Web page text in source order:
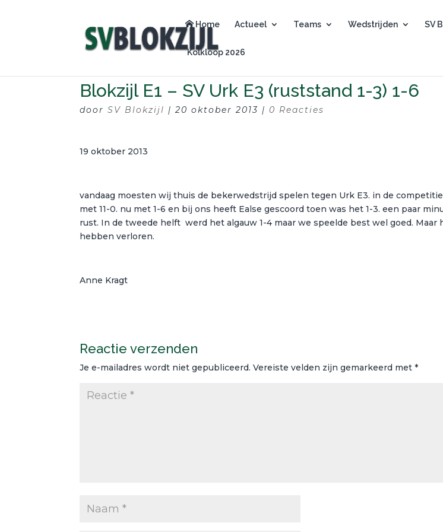
Home Actueel Teams Wedstrijden SV
Kolkloop 2026
Blokzijl E1 – SV Urk E3 (ruststand 1-3) 1-6
doorSV Blokzijl |20 oktober 2013 | 0 Reacties
19 oktober 2013
vandaag moesten wij thuis de bekerwedstrijd spelen tegen Urk E3. in de
met 11-0. nu met 1-6 en bij ons heeft Ealse gescoord toen was het 1-3. een paar
rust. In de tweede helft werd het algauw 1-4 maar we speelde best wel goed. Maar
hebben verloren.
Anne Kragt
Reactie verzenden
Je e-mailadres wordt niet gepubliceerd. Vereiste velden zijn gemarkeerd met*